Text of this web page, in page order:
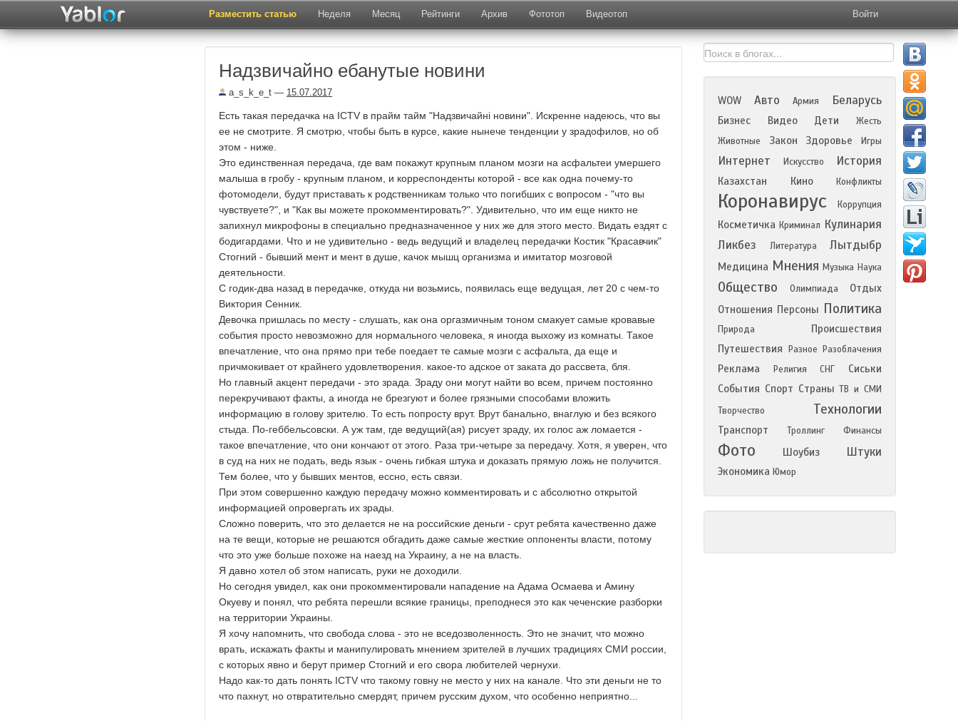
Разместить статью Неделя Месяц Рейтинги Архив Фототоп Видеотоп Войти
Надзвичайно ебанутые новини
a_s_k_e_t — 15.07.2017
Есть такая передачка на ICTV в прайм тайм "Надзвичайні новини". Искренне надеюсь, что вы
ее не смотрите. Я смотрю, чтобы быть в курсе, какие нынече тенденции у зрадофилов, но об
этом - ниже.
Это единственная передача, где вам покажут крупным планом мозги на асфальтеи умершего
малыша в гробу - крупным планом, и корреспонденты которой - все как одна почему-то
фотомодели, будут приставать к родственникам только что погибших с вопросом - "что вы
чувствуете?", и "Как вы можете прокомментировать?". Удивительно, что им еще никто не
запихнул микрофоны в специально предназначенное у них же для этого место. Видать ездят с
бодигардами. Что и не удивительно - ведь ведущий и владелец передачки Костик "Красавчик"
Стогний - бывший мент и мент в душе, качок мышц организма и имитатор мозговой
деятельности.
С годик-два назад в передачке, откуда ни возьмись, появилась еще ведущая, лет 20 с чем-то
Виктория Сенник.
Девочка пришлась по месту - слушать, как она оргазмичным тоном смакует самые кровавые
события просто невозможно для нормального человека, я иногда выхожу из комнаты. Такое
впечатление, что она прямо при тебе поедает те самые мозги с асфальта, да еще и
причмокивает от крайнего удовлетворения. какое-то адское от заката до рассвета, бля.
Но главный акцент передачи - это зрада. Зраду они могут найти во всем, причем постоянно
перекручивают факты, а иногда не брезгуют и более грязными способами вложить
информацию в голову зрителю. То есть попросту врут. Врут банально, внаглую и без всякого
стыда. По-геббельсовски. А уж там, где ведущий(ая) рисует зраду, их голос аж ломается -
такое впечатление, что они кончают от этого. Раза три-четыре за передачу. Хотя, я уверен, что
в суд на них не подать, ведь язык - очень гибкая штука и доказать прямую ложь не получится.
Тем более, что у бывших ментов, ессно, есть связи.
При этом совершенно каждую передачу можно комментировать и с абсолютно открытой
информацией опровергать их зрады.
Сложно поверить, что это делается не на российские деньги - срут ребята качественно даже
на те вещи, которые не решаются обгадить даже самые жесткие оппоненты власти, потому
что это уже больше похоже на наезд на Украину, а не на власть.
Я давно хотел об этом написать, руки не доходили.
Но сегодня увидел, как они прокомментировали нападение на Адама Осмаева и Амину
Окуеву и понял, что ребята перешли всякие границы, преподнеся это как чеченские разборки
на территории Украины.
Я хочу напомнить, что свобода слова - это не вседозволенность. Это не значит, что можно
врать, искажать факты и манипулировать мнением зрителей в лучших традициях СМИ россии,
с которых явно и берут пример Стогний и его свора любителей чернухи.
Надо как-то дать понять ICTV что такому говну не место у них на канале. Что эти деньги не то
что пахнут, но отвратительно смердят, причем русским духом, что особенно неприятно...
WOW Авто Армия Беларусь
Бизнес Видео Дети
Жесть
Животные
Закон Здоровье Игры
Интернет Искусство История
Казахстан Кино Конфликты
Коронавирус Коррупция
Косметичка Криминал Кулинария
Ликбез
Литература Лытдыбр
Медицина Мнения Музыка Наука
Общество Олимпиада
Отдых
Отношения Персоны Политика
Природа
Происшествия
Путешествия
Разное Разоблачения
Реклама Религия СНГ
Сиськи
События Спорт Страны ТВ и СМИ
Творчество
Технологии
Транспорт Троллинг Финансы
Фото Шоубиз Штуки
Экономика Юмор